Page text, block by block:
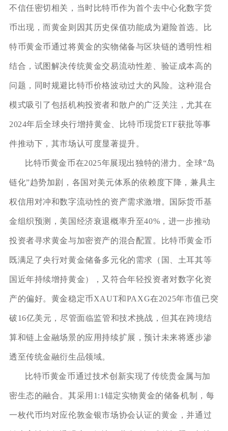
不信任密切相关，当时比特币作为首个去中心化数字货
币出现，而黄金则因其历史保值功能成为避险首选。比
特币黄金币通过将黄金的实物储备与区块链的透明性相
结合，试图解决传统黄金交易流动性差、验证成本高的
问题，同时规避比特币价格波动过大的风险。这种混合
模式吸引了包括机构投资者和散户的广泛关注，尤其在
2024年后全球央行增持黄金、比特币现货ETF获批等事
件推动下，其市场认可度显著提升。
比特币黄金币在2025年展现出独特的潜力。全球“岛
链化”趋势加剧，各国对美元体系的依赖度下降，兼具主
权信用对冲和数字流动性的资产需求激增。国际货币基
金组织预测，美国经济衰退概率升至40%，进一步推动
投资者寻求黄金与加密资产的混合配置。比特币黄金币
既满足了央行对黄金储备多元化的需求（国、土耳其等
国近年持续增持黄金），又符合年轻投资者对数字化资
产的偏好。黄金稳定币XAUT和PAXG在2025年市值已突
破16亿美元，尽管面临监管和技术挑战，但其在跨境结
算和链上金融场景的应用持续扩展，预计未来将逐步渗
透至传统金融衍生品领域。
比特币黄金币通过技术创新实现了传统贵金属与加
密生态的融合。其采用1:1锚定实物黄金的储备机制，每
一枚代币均对应伦敦金银市场协会认证的黄金，并通过